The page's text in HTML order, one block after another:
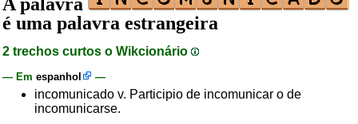
é uma palavra estrangeira
2 trechos curtos o Wikcionário
— Em espanhol —
incomunicado v. Participio de incomunicar o de
incomunicarse.